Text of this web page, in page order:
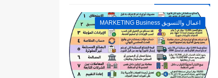
اعمال والتسويق MARKETING Business